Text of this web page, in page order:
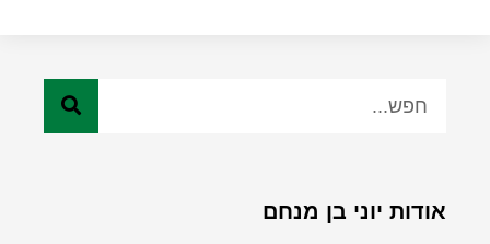
אודות יוני בן מנחם